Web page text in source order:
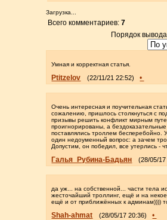
Загрузка...
Всего комментариев:7
Порядок
Умная и корректная статья.
Ptitzelov (22/11/21 22:52) •
Очень интересная и поучительная
сожалению, пришлось столкнуться с
призывы решить конфликт мирным
проигнорированы, а
поставлялись троллем бесперебойно.
один недоуменный вопрос: а зачем
Допустим, он победил, все утерлись -
Галья_Рубина-Бадьян (28/05/17
да уж... на собственной... части тела
жесточайший троллинг, ещё и на
ещё и от приближённых к админам))))
Shah-ahmat (28/05/17 20:36) •